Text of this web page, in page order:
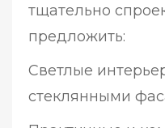
тщательно
предложить:
Светлые
стеклянными